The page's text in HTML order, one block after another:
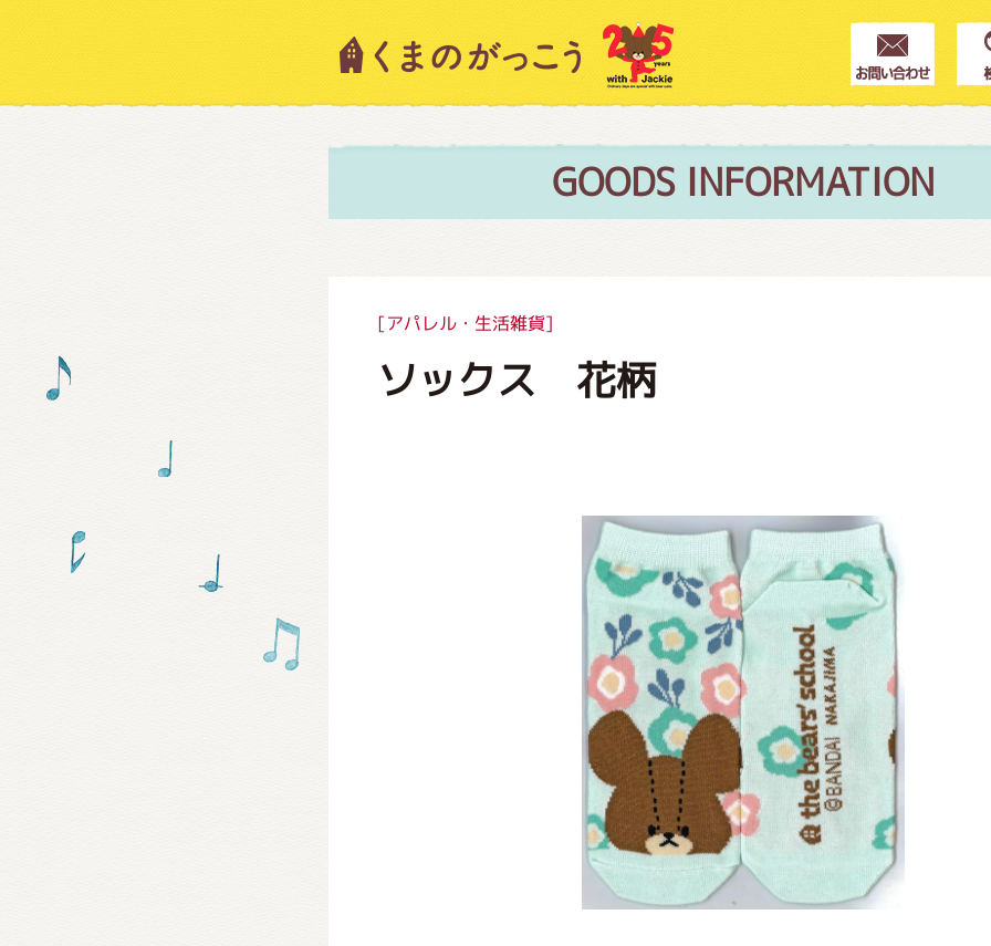
GOODS INFORMATION
[アパレル・生活雑貨]
ソックス 花柄
キャラクター紹介
絵本・作家紹介
グッズインフォメーション
ミュージカル・コンサート
おたのしみコンテンツ(クイズ・AR・診断・占
チア ジャッキーズ！